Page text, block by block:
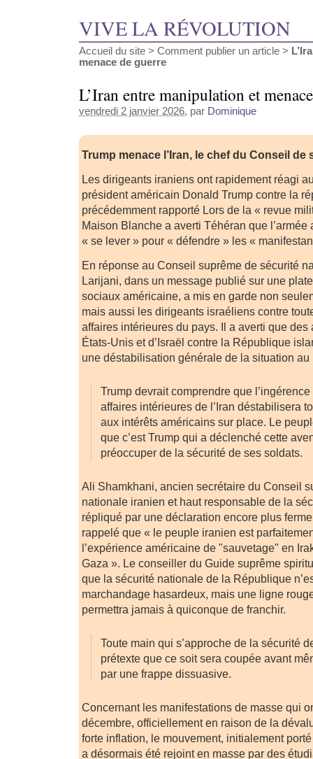
VIVE LA RÉVOLUTION
Accueil du site > Comment publier un article >
menace de guerre
L’Iran entre manipulation et
vendredi 2 janvier 2026, par Dominique
Trump menace l’Iran, le chef du Conseil
Les dirigeants iraniens ont rapidement réagi
président américain Donald Trump contre la
précédemment rapporté Lors de la « revue
Maison Blanche a averti Téhéran que l’armée
« se lever » pour « défendre » les «
En réponse au Conseil suprême de sécurité
Larijani, dans un message publié sur une
sociaux américaine, a mis en garde non
mais aussi les dirigeants israéliens contre
affaires intérieures du pays. Il a averti que
États-Unis et d’Israël contre la République
une déstabilisation générale de la situation au
Trump devrait comprendre que
affaires intérieures de l’Iran déstabilisera
aux intérêts américains sur place. Le
que c’est Trump qui a déclenché cette
préoccuper de la sécurité de ses soldats.
Ali Shamkhani, ancien secrétaire du Conseil
nationale iranien et haut responsable de la
répliqué par une déclaration encore plus
rappelé que « le peuple iranien est
l’expérience américaine de "sauvetage" en
Gaza ». Le conseiller du Guide suprême
que la sécurité nationale de la République
marchandage hasardeux, mais une ligne
permettra jamais à quiconque de franchir.
Toute main qui s’approche de la sécurité
prétexte que ce soit sera coupée avant
par une frappe dissuasive.
Concernant les manifestations de masse qui
décembre, officiellement en raison de la
forte inflation, le mouvement, initialement
a désormais été rejoint en masse par des